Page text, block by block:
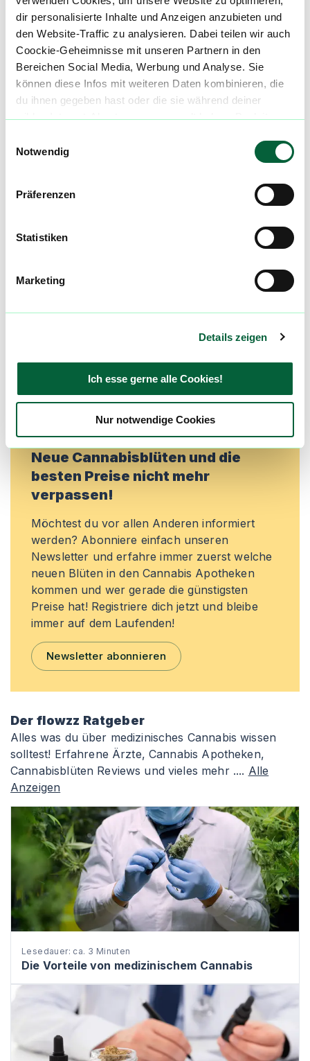
dir personalisierte Inhalte und Anzeigen anzubieten und
den Website-Traffic zu analysieren. Dabei teilen wir auch
Coockie-Geheimnisse mit unseren Partnern in den
Bereichen Social Media, Werbung und Analyse. Sie
können diese Infos mit weiteren Daten kombinieren, die
du ihnen gegeben hast oder die sie während deiner
wilden Internet-Abenteuer gesammelt haben. Begleite
Notwendig
Präferenzen
Statistiken
Marketing
Details zeigen
Ich esse gerne alle Cookies!
Nur notwendige Cookies
Cannabisblüten mit diesem Strain
Produktbewertungen zuNICE 24/1 SWC
Strawberry Cake
Mach mit in der flowzz.com
und Bewertungen flowzz noch besser zu
Lieblingsblüten zu merken, rechtzeitig über
Preisreduktionen informiert zu werden und
Jetzt registrieren
Neue Cannabisblüten und die
besten Preise nicht mehr
verpassen!
Möchtest du vor allen Anderen informiert
werden? Abonniere einfach unseren
Newsletter und erfahre immer zuerst welche
neuen Blüten in den Cannabis Apotheken
kommen und wer gerade die günstigsten
Preise hat! Registriere dich jetzt und bleibe
immer auf dem Laufenden!
Newsletter abonnieren
Der flowzz Ratgeber
Alles was du über medizinisches Cannabis wissen
solltest! Erfahrene Ärzte, Cannabis Apotheken,
Cannabisblüten Reviews und vieles mehr .... Alle
Anzeigen
Lesedauer: ca. 3 Minuten
Die Vorteile von medizinischem Cannabis